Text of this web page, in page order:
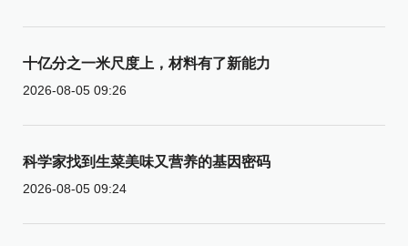
十亿分之一米尺度上，材料有了新能力
2026-08-05 09:26
科学家找到生菜美味又营养的基因密码
2026-08-05 09:24